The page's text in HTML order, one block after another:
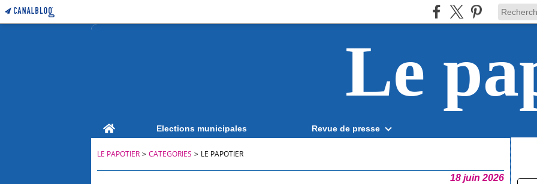
Le
Home Elections municipales Revue de presse
LE PAPOTIER > CATEGORIES > LE PAPOTIER
18 juin 2026